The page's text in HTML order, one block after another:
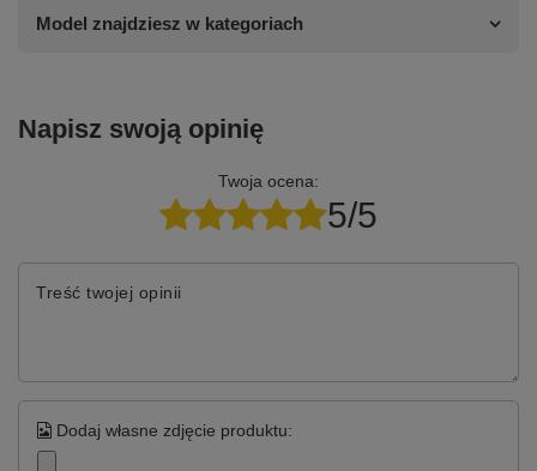
Model znajdziesz w kategoriach
Napisz swoją opinię
Twoja ocena:
5/5
Treść twojej opinii
Dodaj własne zdjęcie produktu: